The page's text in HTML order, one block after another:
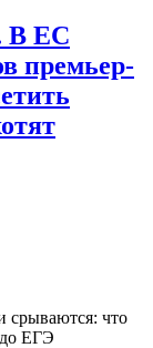
В ЕС
премьер-
срываются: что
до ЕГЭ